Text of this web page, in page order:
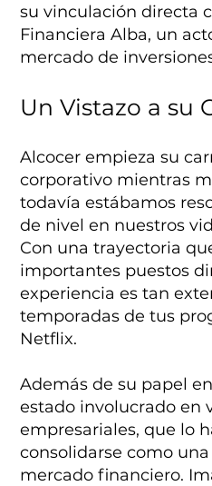
su vinculación directa
Financiera Alba, un
mercado de
Un Vistazo a su
Alcocer empieza su
corporativo mientras
todavía estábamos
de nivel en nuestros
Con una trayectoria
importantes puestos
experiencia es tan
temporadas de tus
Netflix.
Además de su papel
estado involucrado en
empresariales, que lo
consolidarse como
mercado financiero.